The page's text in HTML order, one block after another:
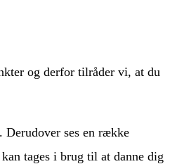
og derfor tilråder vi, at du
Derudover ses en række
tages i brug til at danne dig